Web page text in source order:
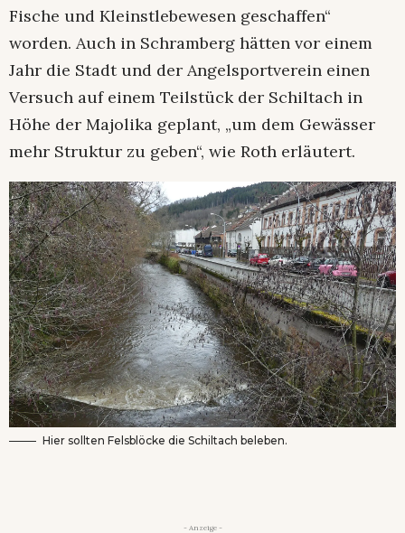
Fische und Kleinstlebewesen geschaffen“
worden. Auch in Schramberg hätten vor einem
Jahr die Stadt und der Angelsportverein einen
Versuch auf einem Teilstück der Schiltach in
Höhe der Majolika geplant, „um dem Gewässer
mehr Struktur zu geben“, wie Roth erläutert.
Hier sollten Felsblöcke die Schiltach beleben.
- Anzeige -